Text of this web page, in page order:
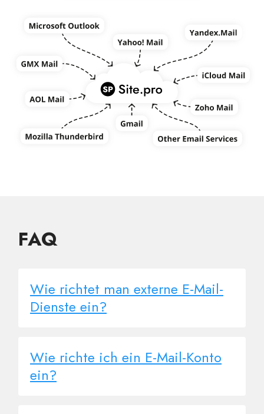
FAQ
Wie richtet man externe E-Mail-
Dienste ein?
Wie richte ich ein E-Mail-Konto
ein?